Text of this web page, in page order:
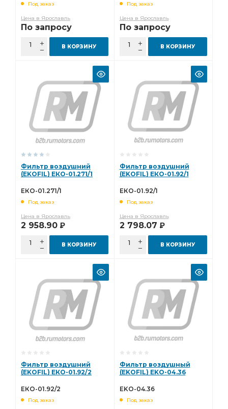
Под заказ
Цена в Ярославль
По запросу
В КОРЗИНУ
Под заказ
Цена в Ярославль
По запросу
В КОРЗИНУ
Фильтр воздушний
(EKOFIL) ЕКО-01.271/1
ЕКО-01.271/1
Под заказ
Цена в Ярославль
2 958.90 Р
В КОРЗИНУ
Фильтр воздушний
(EKOFIL) ЕКО-01.92/1
ЕКО-01.92/1
Под заказ
Цена в Ярославль
2 798.07 Р
В КОРЗИНУ
Фильтр воздушний
(EKOFIL) ЕКО-01.92/2
ЕКО-01.92/2
Под заказ
Фильтр воздушный
(EKOFIL) EKO-04.36
EKO-04.36
Под заказ